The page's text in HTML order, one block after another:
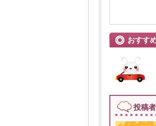
おすす
投稿